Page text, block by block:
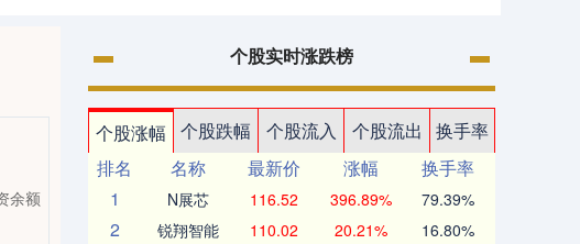
余额
个股实时涨跌榜
个股涨幅 个股跌幅 个股流入 个股流出
换手率
排名
名称 最新价 涨幅
换手率
1
N展芯 116.52 396.89% 79.39%
2 锐翔智能 110.02 20.21% 16.80%